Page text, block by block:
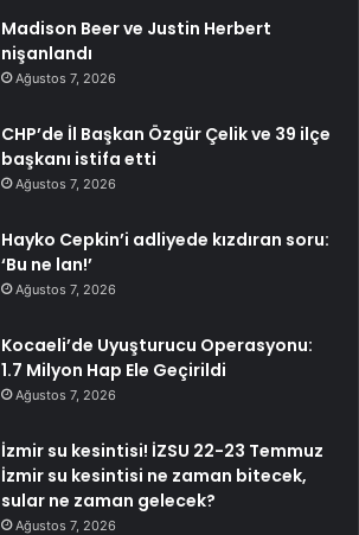
Madison Beer ve Justin Herbert
nişanlandı
Ağustos 7, 2026
CHP’de İl Başkan Özgür Çelik ve 39 ilçe
başkanı istifa etti
Ağustos 7, 2026
Hayko Cepkin’i adliyede kızdıran soru:
‘Bu ne lan!’
Ağustos 7, 2026
Kocaeli’de Uyuşturucu Operasyonu:
1.7 Milyon Hap Ele Geçirildi
Ağustos 7, 2026
İzmir su kesintisi! İZSU 22-23 Temmuz
İzmir su kesintisi ne zaman bitecek,
sular ne zaman gelecek?
Ağustos 7, 2026